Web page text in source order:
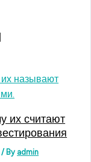
их считают
/ By admin